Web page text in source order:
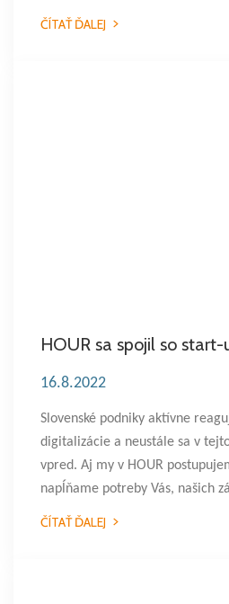
ČÍTAŤ ĎALEJ
HOUR sa spojil so
16.8.2022
Slovenské podniky aktívne
digitalizácie a neustále sa v
vpred. Aj my v HOUR
napĺňame potreby Vás, našich
ČÍTAŤ ĎALEJ